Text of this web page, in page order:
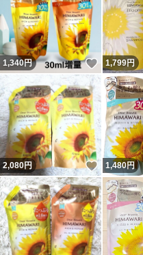
1,340円 いいね！
1,799円
2,080円 いいね！
1,480円